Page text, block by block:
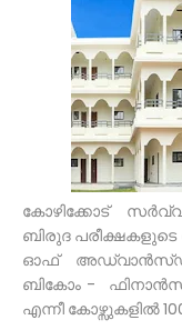
കോഴിക്കോട്
ബിരുദ
ഓഫ് അഡ്വാൻസ്ഡ്
ബികോം -
എന്നീ കോഴ്സുകളിൽ